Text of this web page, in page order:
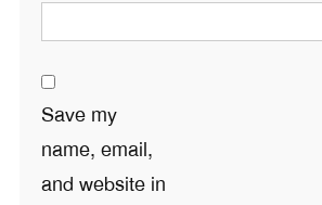
Save my
name, email,
and website in